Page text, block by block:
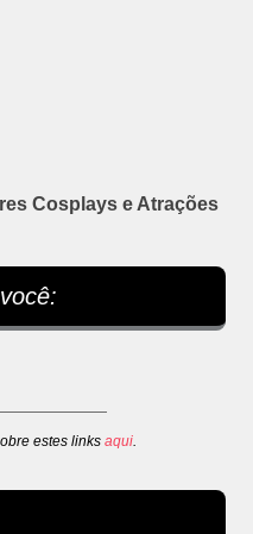
Cosplays e Atrações
estes links aqui.